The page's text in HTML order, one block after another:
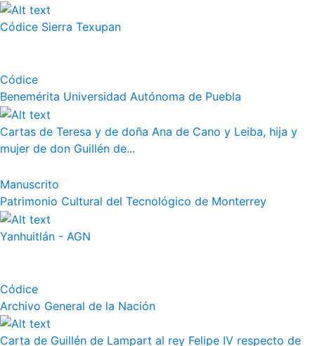
Códice Sierra Texupan
Códice
Benemérita Universidad Autónoma de Puebla
Cartas de Teresa y de doña Ana de Cano y Leiba, hija y
mujer de don Guillén de...
Manuscrito
Patrimonio Cultural del Tecnológico de Monterrey
Yanhuitlán - AGN
Códice
Archivo General de la Nación
Carta de Guillén de Lampart al rey Felipe IV respecto de